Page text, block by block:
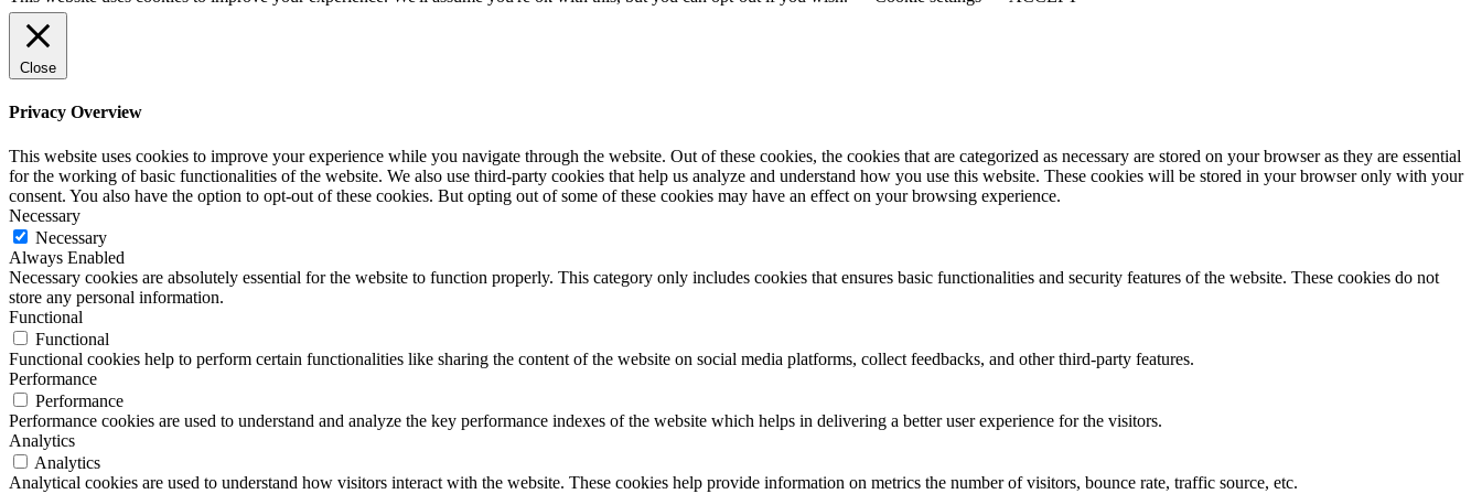
Close
Privacy Overview
This website uses cookies to improve your experience while you navigate through the website. Out of these cookies, the cookies that are categorized as necessary are stored on your browser as they are essential
for the working of basic functionalities of the website. We also use third-party cookies that help us analyze and understand how you use this website. These cookies will be stored in your browser only with your
consent. You also have the option to opt-out of these cookies. But opting out of some of these cookies may have an effect on your browsing experience.
Necessary
Necessary
Always Enabled
Necessary cookies are absolutely essential for the website to function properly. This category only includes cookies that ensures basic functionalities and security features of the website. These cookies do not
store any personal information.
Functional
Functional
Functional cookies help to perform certain functionalities like sharing the content of the website on social media platforms, collect feedbacks, and other third-party features.
Performance
Performance
Performance cookies are used to understand and analyze the key performance indexes of the website which helps in delivering a better user experience for the visitors.
Analytics
Analytics
Analytical cookies are used to understand how visitors interact with the website. These cookies help provide information on metrics the number of visitors, bounce rate, traffic source, etc.